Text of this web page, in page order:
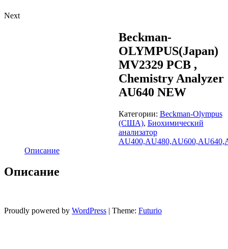
Next
Beckman-
OLYMPUS(Japan)
MV2329 PCB ,
Chemistry Analyzer
AU640 NEW
Категории: Beckman-Olympus
(США), Биохимический
анализатор
Описание
Описание
Proudly powered by WordPress | Theme: Futurio